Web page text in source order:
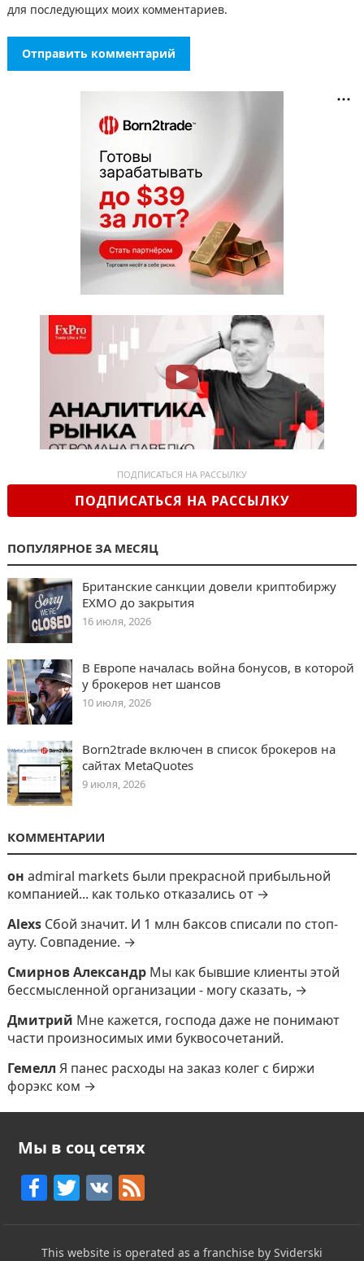
для последующих моих комментариев.
ПОДПИСАТЬСЯ НА РАССЫЛКУ
ПОДПИСАТЬСЯ НА РАССЫЛКУ
ПОПУЛЯРНОЕ ЗА МЕСЯЦ
Британские санкции довели криптобиржу
EXMO до закрытия
16 июля, 2026
В Европе началась война бонусов, в которой
у брокеров нет шансов
10 июля, 2026
Born2trade включен в список брокеров на
сайтах MetaQuotes
9 июля, 2026
КОММЕНТАРИИ
он admiral markets были прекрасной прибыльной
компанией... как только отказались от →
Alexs Сбой значит. И 1 млн баксов списали по стоп-
ауту. Совпадение. →
Смирнов Александр Мы как бывшие клиенты этой
бессмысленной организации - могу сказать, →
Дмитрий Мне кажется, господа даже не понимают
части произносимых ими буквосочетаний.
Гемелл Я панес расходы на заказ колег с биржи
форэкс ком →
Мы в соц сетях
F
c
T
itt
V F
e
This website is operated as a franchise by Sviderski